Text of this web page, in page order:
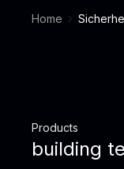
Home
Products
building